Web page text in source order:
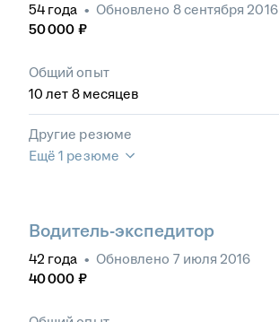
54 года • Обновлено 8 сентября 2016
50 000 ₽
Общий опыт
10 лет 8 месяцев
Другие резюме
Ещё 1 резюме
Водитель-экспедитор
42 года • Обновлено 7 июля 2016
40 000 ₽